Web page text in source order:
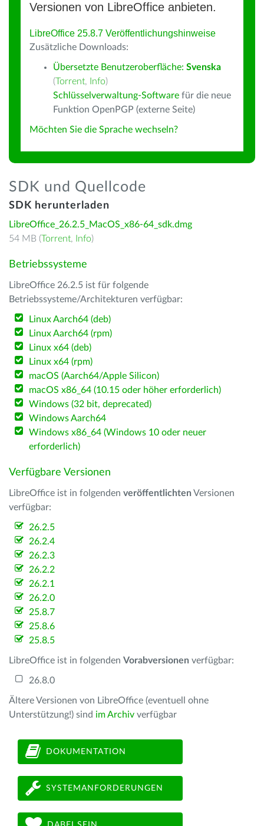
Versionen von LibreOffice anbieten.
LibreOffice 25.8.7 Veröffentlichungshinweise
Zusätzliche Downloads:
Übersetzte Benutzeroberfläche: Svenska
(Torrent, Info)
Schlüsselverwaltung-Software für die neue
Funktion OpenPGP (externe Seite)
Möchten Sie die Sprache wechseln?
SDK und Quellcode
SDK herunterladen
LibreOffice_26.2.5_MacOS_x86-64_sdk.dmg
54 MB (Torrent, Info)
Betriebssysteme
LibreOffice 26.2.5 ist für folgende
Betriebssysteme/Architekturen verfügbar:
Linux Aarch64 (deb)
Linux Aarch64 (rpm)
Linux x64 (deb)
Linux x64 (rpm)
macOS (Aarch64/Apple Silicon)
macOS x86_64 (10.15 oder höher erforderlich)
Windows (32 bit, deprecated)
Windows Aarch64
Windows x86_64 (Windows 10 oder neuer
erforderlich)
Verfügbare Versionen
LibreOffice ist in folgenden veröffentlichten Versionen
verfügbar:
26.2.5
26.2.4
26.2.3
26.2.2
26.2.1
26.2.0
25.8.7
25.8.6
25.8.5
LibreOffice ist in folgenden Vorabversionen verfügbar:
26.8.0
Ältere Versionen von LibreOffice (eventuell ohne
Unterstützung!) sind im Archiv verfügbar
DOKUMENTATION
SYSTEMANFORDERUNGEN